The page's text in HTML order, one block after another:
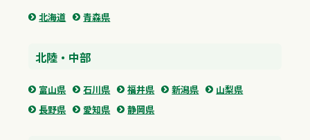
北海道 青森県
北陸・中部
富山県 石川県 福井県 新潟県
山梨県
長野県
愛知県 静岡県